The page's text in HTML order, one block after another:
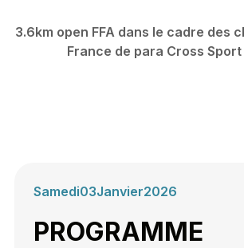
3.6km open FFA dans le cadre des
France de para Cross
Samedi03Janvier2026
PROGRAMME